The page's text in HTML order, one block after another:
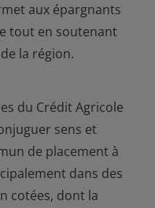
aux épargnants
tout en soutenant
la région.
du Crédit Agricole
sens et
de placement à
dans des
cotées, dont la